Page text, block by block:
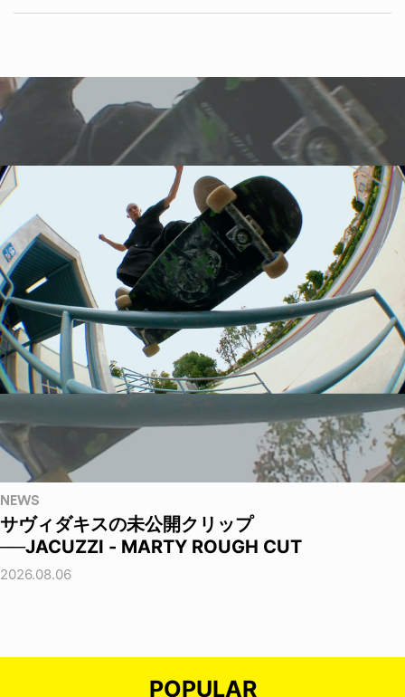
NEWS
サヴィダキスの未公開クリップ
──JACUZZI - MARTY ROUGH CUT
2026.08.06
POPULAR